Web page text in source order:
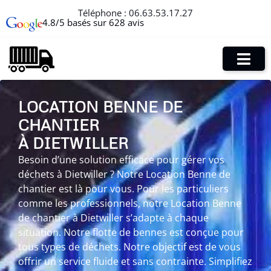
Téléphone : 06.63.53.17.27
4.8/5 basés sur 628 avis
LOCATION BENNE DE
CHANTIER
À DIETWILLER
Besoin d’une solution efficace pour gérer vos
déchets à Dietwiller ? Notre Location Benne de
chantier est là pour vous. Pour les particuliers
comme les professionnels, notre Location Benne
de chantier à Dietwiller s’adapte à chaque
situation. Notre flotte de bennes est conçue pour
tous types de déchets. Notre objectif est de vous
offrir un service fluide et sans contrainte. Simplifiez